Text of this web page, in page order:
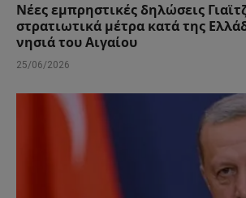
Νέες εμπρηστικές δηλώσεις
στρατιωτικά μέτρα κατά της
νησιά του Αιγαίου
25/06/2026